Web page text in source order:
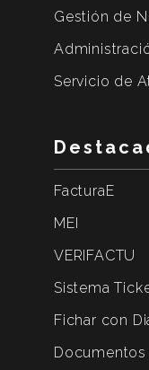
Gestión de
Servicio de
FacturaE
MEI
VERIFACTU
Sistema
Fichar con